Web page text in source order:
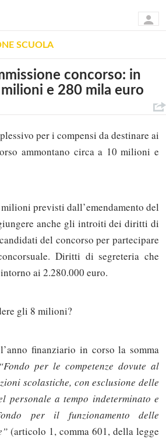
SCUOLA
concorso: in
e 280 mila euro
per i compensi da destinare ai
ammontano circa a 10 milioni e
previsti dall’emendamento del
anche gli introiti dei diritti di
del concorso per partecipare
Diritti di segreteria che
ai 2.280.000 euro.
gli 8 milioni?
finanziario in corso la somma
“Fondo per le competenze dovute al
scolastiche, con esclusione delle
personale a tempo indeterminato e
per il funzionamento delle
(articolo 1, comma 601, della legge